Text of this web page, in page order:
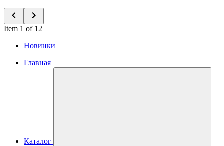
Item 1 of 12
Новинки
Главная
Каталог